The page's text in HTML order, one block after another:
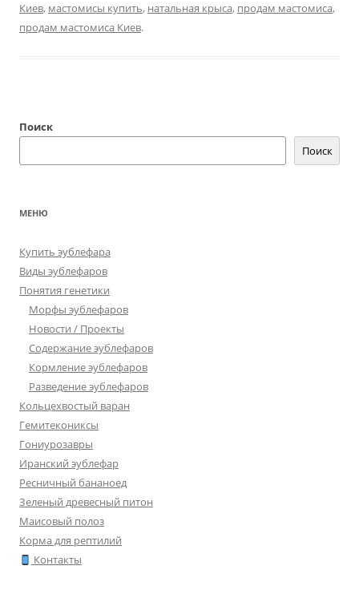
Киев, мастомисы купить, натальная крыса, продам мастомиса,
продам мастомиса Киев.
Поиск
Поиск
МЕНЮ
Купить эублефара
Виды эублефаров
Понятия генетики
Морфы эублефаров
Новости / Проекты
Содержание эублефаров
Кормление эублефаров
Разведение эублефаров
Кольцехвостый варан
Гемитекониксы
Гониурозавры
Иранский эублефар
Ресничный бананоед
Зеленый древесный питон
Маисовый полоз
Корма для рептилий
Контакты